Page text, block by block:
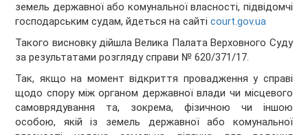
земель державної або комунальної власності, підвідомчі
господарським судам, йдеться на сайтіcourt.gov.ua
Такого висновку дійшла Велика Палата Верховного Суду
за результатами розгляду справи № 620/371/17.
Так, якщо на момент відкриття провадження у справі
щодо спору між органом державної влади чи місцевого
самоврядування та, зокрема, фізичною чи іншою
особою, якій із земель державної або комунальної